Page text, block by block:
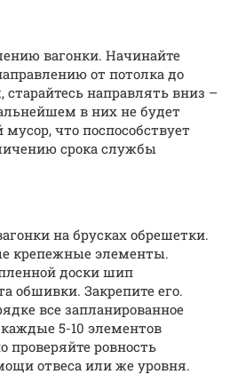
вагонки. Начинайте
от потолка до
направлять вниз –
в них не будет
что поспособствует
срока службы
на брусках обрешетки.
крепежные элементы.
доски шип
обшивки. Закрепите его.
все запланированное
5-10 элементов
проверяйте ровность
отвеса или же уровня.